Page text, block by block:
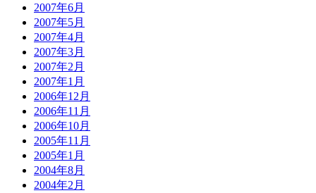
2007年6月
2007年5月
2007年4月
2007年3月
2007年2月
2007年1月
2006年12月
2006年11月
2006年10月
2005年11月
2005年1月
2004年8月
2004年2月